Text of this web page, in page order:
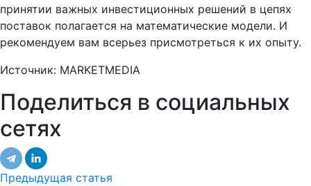
принятии важных инвестиционных решений в цепях
поставок полагается на математические модели. И
рекомендуем вам всерьез присмотреться к их опыту.
Источник: MARKETMEDIA
Поделиться в социальных
сетях
Предыдущая статья